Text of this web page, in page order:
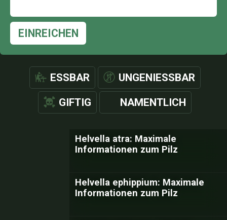
EINREICHEN
ESSBAR UNGENIESSBAR
GIFTIG NAMENTLICH
Helvella atra: Maximale
Informationen zum Pilz
Helvella ephippium: Maximale
Informationen zum Pilz